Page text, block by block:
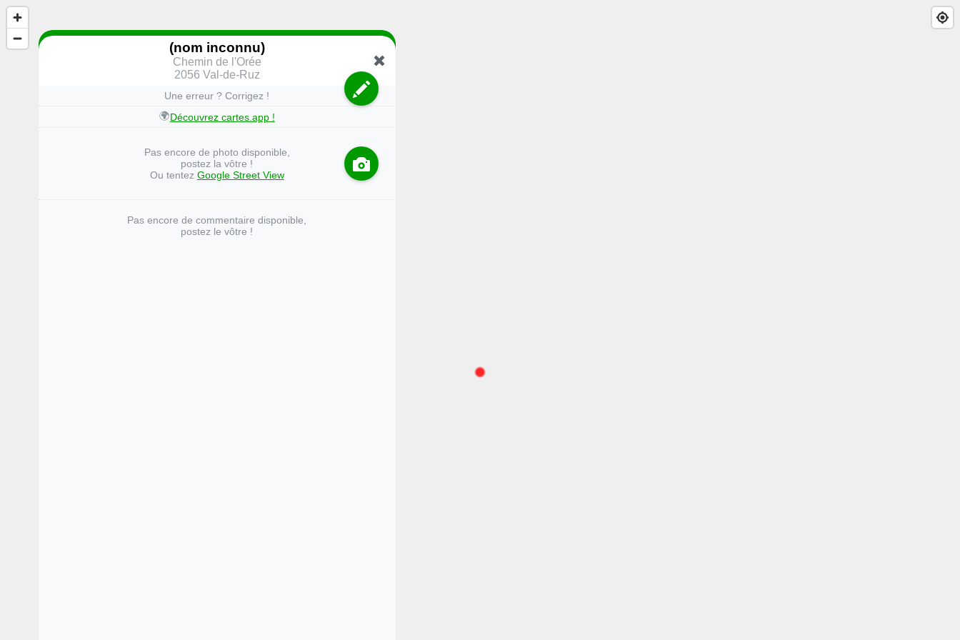
(nom inconnu)
Chemin de l'Orée
2056 Val-de-Ruz
Une erreur ? Corrigez !
🌍Découvrez cartes.app !
Pas encore de photo disponible,
postez la vôtre !
Ou tentez Google Street View
Pas encore de commentaire disponible,
postez le vôtre !